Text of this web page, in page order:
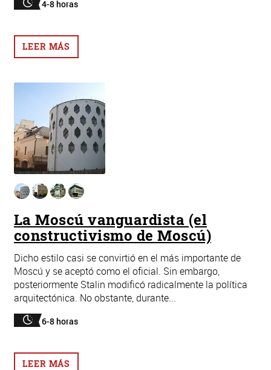
4-8 horas
LEER MÁS
La Moscú vanguardista (el
constructivismo de Moscú)
Dicho estilo casi se convirtió en el más importante de
Moscú y se aceptó como el oficial. Sin embargo,
posteriormente Stalin modificó radicalmente la política
arquitectónica. No obstante, durante...
6-8 horas
LEER MÁS